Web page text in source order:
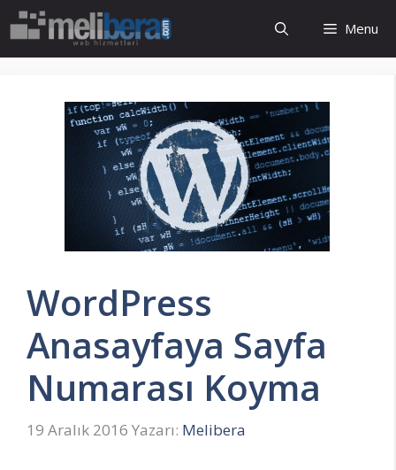
İçeriğe
Menu
WordPress
Anasayfaya Sayfa
Numarası Koyma
19 Aralık 2016 Yazarı: Melibera